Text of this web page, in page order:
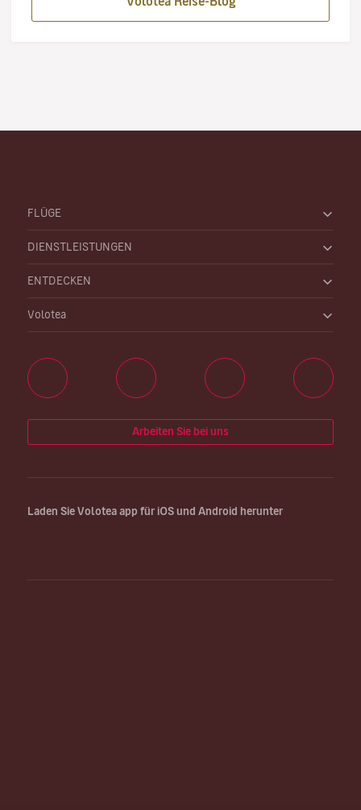
FLÜGE
DIENSTLEISTUNGEN
ENTDECKEN
Volotea
Arbeiten Sie bei uns
Laden Sie Volotea app für iOS und Android herunter